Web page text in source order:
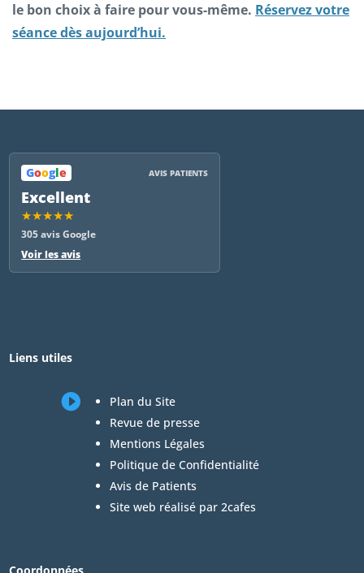
le bon choix à faire pour vous-même. Réservez votre
séance dès aujourd’hui.
Google AVIS PATIENTS
Excellent
★★★★★
305 avis Google
Voir les avis
Liens utiles

Plan du Site
Revue de presse
Mentions Légales
Politique de Confidentialité
Avis de Patients
Site web réalisé par 2cafes